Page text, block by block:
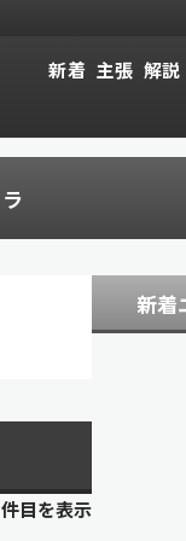
新着 主張 解説
目を表示
新着